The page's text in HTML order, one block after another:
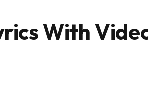
With